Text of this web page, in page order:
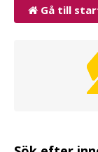
Gå till